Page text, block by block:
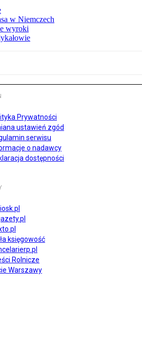
w Niemczech
wyroki
Prywatności
ustawień zgód
serwisu
o nadawcy
dostępności
księgowość
Rolnicze
Warszawy